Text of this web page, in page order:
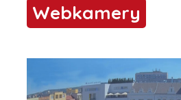
Webkamery